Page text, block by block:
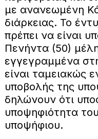
με ανανεωμένη
διάρκειας. Το
πρέπει να είναι
Πενήντα (50)
εγγεγραμμένα
είναι ταμειακώς
υποβολής της
δηλώνουν ότι
υποψηφιότητα
υποψήφιου.